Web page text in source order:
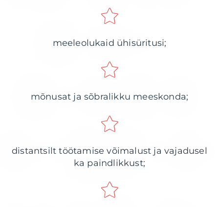
meeleolukaid ühisüritusi;
mõnusat ja sõbralikku meeskonda;
distantsilt töötamise võimalust ja vajadusel
ka paindlikkust;